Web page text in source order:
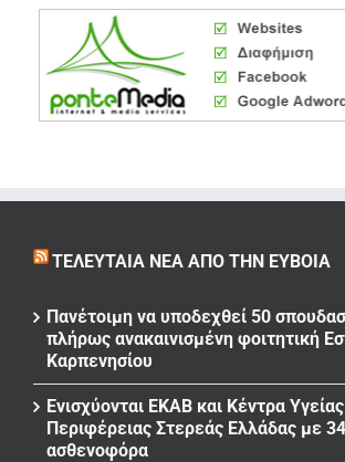
ΤΕΛΕΥΤΑΊΑ ΝΈΑ ΑΠΌ ΤΗΝ ΕΎΒΟΙΑ
Πανέτοιμη να υποδεχθεί 50
πλήρως ανακαινισμένη φοιτητική
Καρπενησίου
Ενισχύονται ΕΚΑΒ και Κέντρα
Περιφέρειας Στερεάς Ελλάδας με
ασθενοφόρα